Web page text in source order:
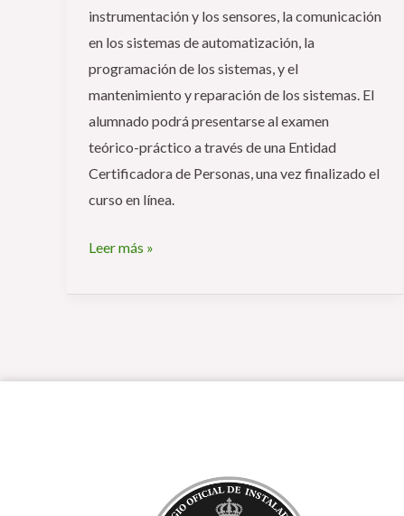
instrumentación y los sensores, la comunicación
en los sistemas de automatización, la
programación de los sistemas, y el
mantenimiento y reparación de los sistemas. El
alumnado podrá presentarse al examen
teórico-práctico a través de una Entidad
Certificadora de Personas, una vez finalizado el
curso en línea.
Leer más »